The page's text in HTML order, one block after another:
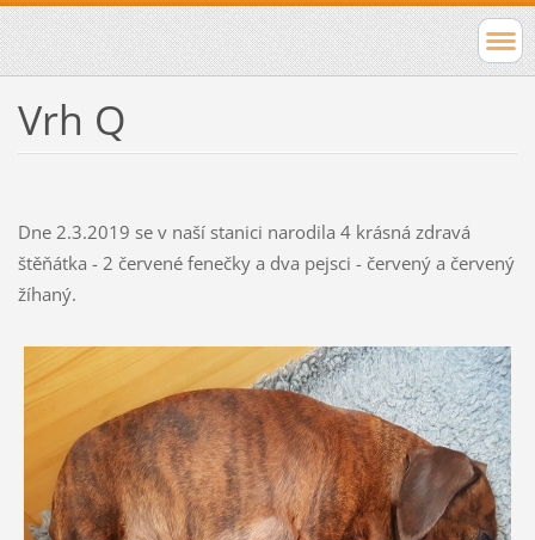
Vrh Q
Dne 2.3.2019 se v naší stanici narodila 4 krásná zdravá
štěňátka - 2 červené fenečky a dva pejsci - červený a červený
žíhaný.